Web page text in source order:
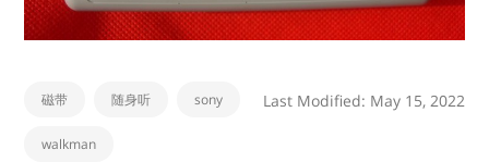
磁带 随身听 sony
walkman
Last Modified: May 15, 2022